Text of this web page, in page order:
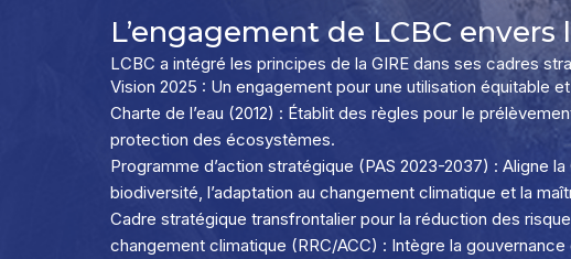
L’engagement de LCBC envers
LCBC a intégré les principes de la GIRE dans ses cadres
Vision 2025 : Un engagement pour une utilisation équitable et
Charte de l’eau (2012) : Établit des règles pour le
protection des écosystèmes.
Programme d’action stratégique (PAS 2023-2037) : Aligne
biodiversité, l’adaptation au changement climatique et la
Cadre stratégique transfrontalier pour la réduction des
changement climatique (RRC/ACC) : Intègre la